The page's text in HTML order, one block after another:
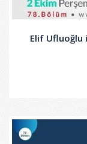
Elif Ufluoğlu